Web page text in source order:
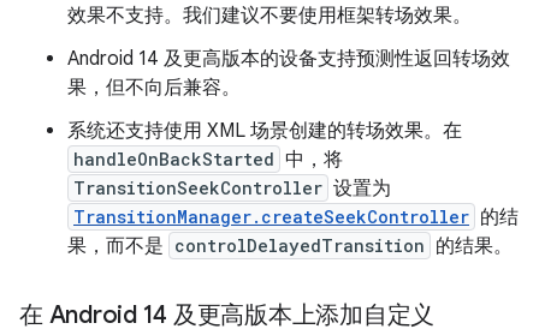
效果不支持。我们建议不要使用框架转场效果。
Android 14 及更高版本的设备支持预测性返回转场效
果，但不向后兼容。
系统还支持使用 XML 场景创建的转场效果。在
handleOnBackStarted 中，将
TransitionSeekController 设置为
TransitionManager.createSeekController 的结
果，而不是 controlDelayedTransition 的结果。
在 Android 14 及更高版本上添加自定义